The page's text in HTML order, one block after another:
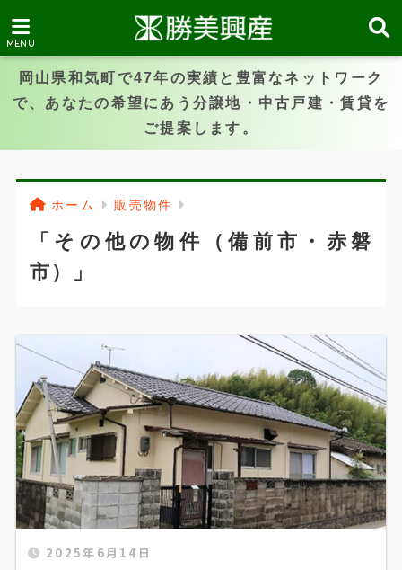
岡山県和気町で47年の実績と豊富なネットワーク
で、あなたの希望にあう分譲地・中古戸建・賃貸を
ご提案します。
ホーム 販売物件
「その他の物件（備前市・赤磐
市）」
値下げ 柴田邸・田畑山林一括販売（備前市佐
2025年6月14日